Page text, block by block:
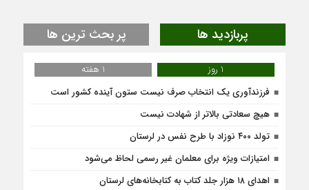
پربازدید ها پر بحث ترین ها
1 روز
1 هفته
فرزندآوری یک انتخاب صرف نیست ستون آینده کشور است
هیچ سعادتی بالاتر از شهادت نیست
تولد ۴۰۰ نوزاد با طرح نفس در لرستان
امتیازات ویژه برای معلمان غیر رسمی لحاظ می‌شود
اهدای ۱۸ هزار جلد کتاب به کتابخانه‌های لرستان